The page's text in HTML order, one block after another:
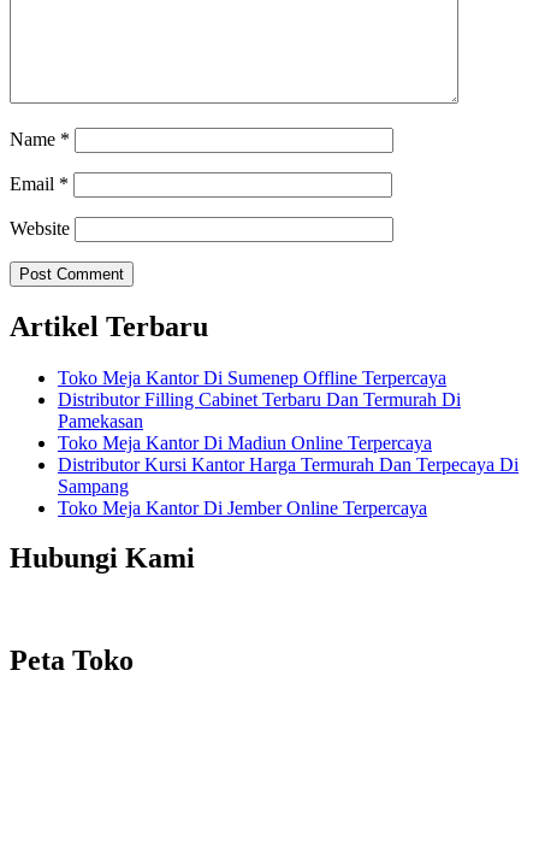
Name *
Email *
Website
Artikel Terbaru
Toko Meja Kantor Di Sumenep Offline Terpercaya
Distributor Filling Cabinet Terbaru Dan Termurah Di
Pamekasan
Toko Meja Kantor Di Madiun Online Terpercaya
Distributor Kursi Kantor Harga Termurah Dan Terpecaya Di
Sampang
Toko Meja Kantor Di Jember Online Terpercaya
Hubungi Kami
Peta Toko